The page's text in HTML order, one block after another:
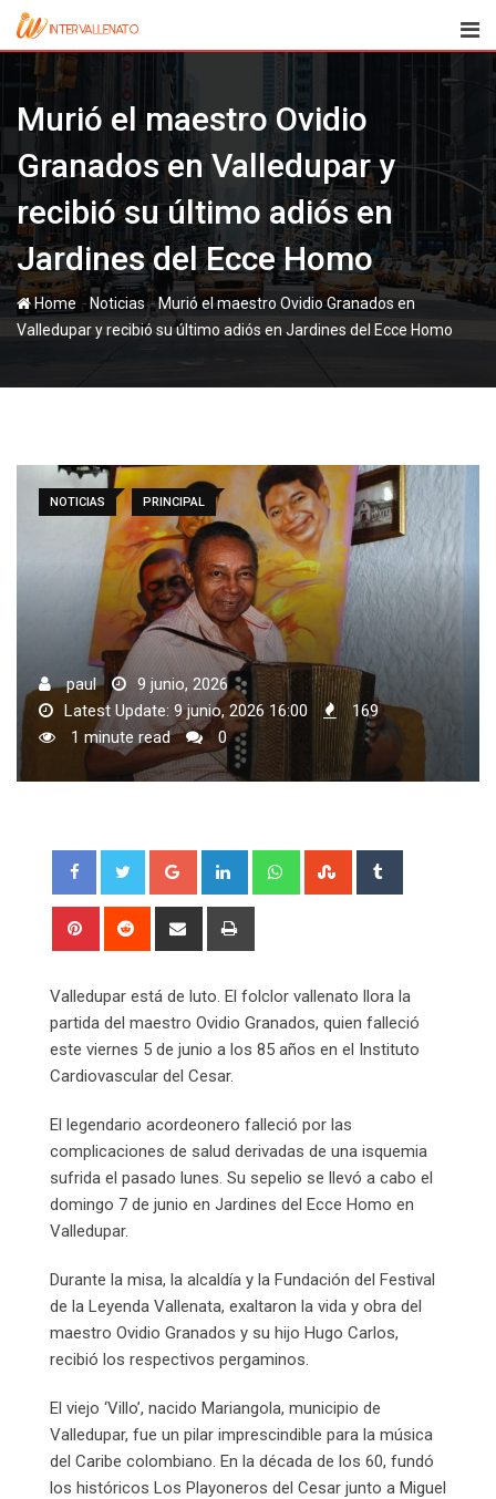
Skip
content
Murió el maestro Ovidio
Granados en Valledupar y
recibió su último adiós en
Jardines del Ecce Homo
Home - Noticias-Murió el maestro Ovidio Granados en
Valledupar y recibió su último adiós en Jardines del Ecce Homo
NOTICIAS PRINCIPAL
paul
9 junio, 2026
Latest Update: 9 junio, 2026 16:00
169
1 minute read
0
Google+ LinkedIn WhatsappStumbleUpon
Pinterest Reddit
Share
Valledupar está de luto. El folclor vallenato llora la
partida del maestro Ovidio Granados, quien falleció
este viernes 5 de junio a los 85 años en el Instituto
Cardiovascular del Cesar.
El legendario acordeonero falleció por las
complicaciones de salud derivadas de una isquemia
sufrida el pasado lunes. Su sepelio se llevó a cabo el
domingo 7 de junio en Jardines del Ecce Homo en
Valledupar.
Durante la misa, la alcaldía y la Fundación del Festival
de la Leyenda Vallenata, exaltaron la vida y obra del
maestro Ovidio Granados y su hijo Hugo Carlos,
recibió los respectivos pergaminos.
El viejo ‘Villo’, nacido Mariangola, municipio de
Valledupar, fue un pilar imprescindible para la música
del Caribe colombiano. En la década de los 60, fundó
los históricos Los Playoneros del Cesar junto a Miguel